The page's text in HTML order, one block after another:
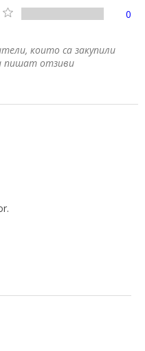
0
които са закупили
пишат отзиви